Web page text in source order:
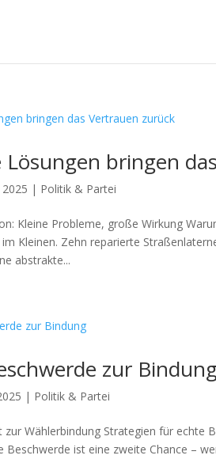
Lösungen bringen
| Politik & Partei
Kleine Probleme, große Wirkung
Kleinen. Zehn reparierte
abstrakte...
zur
| Politik & Partei
Wählerbindung Strategien für echte
Beschwerde ist eine zweite Chance –